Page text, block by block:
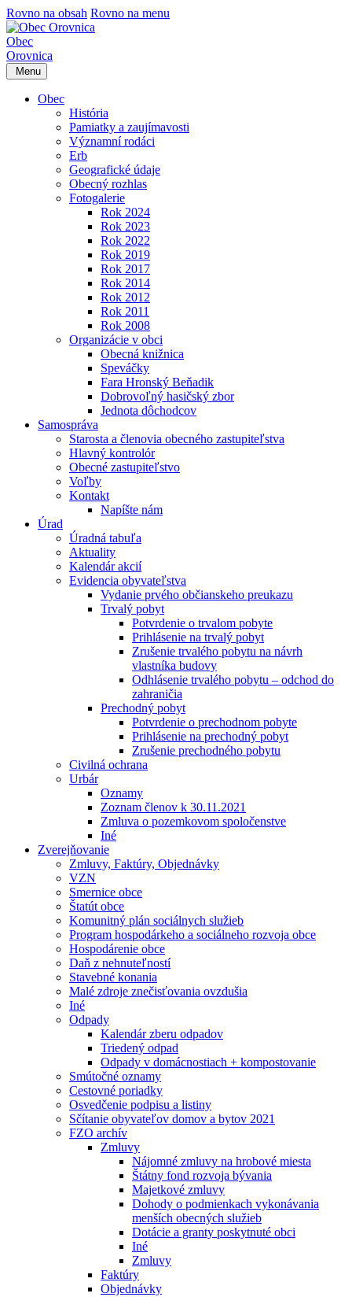
Rovno na obsah Rovno na menu
Obec
Orovnica
Menu
Obec
História
Pamiatky a zaujímavosti
Významní rodáci
Erb
Geografické údaje
Obecný rozhlas
Fotogalerie
Rok 2024
Rok 2023
Rok 2022
Rok 2019
Rok 2017
Rok 2014
Rok 2012
Rok 2011
Rok 2008
Organizácie v obci
Obecná knižnica
Speváčky
Fara Hronský Beňadik
Dobrovoľný hasičský zbor
Jednota dôchodcov
Samospráva
Starosta a členovia obecného zastupiteľstva
Hlavný kontrolór
Obecné zastupiteľstvo
Voľby
Kontakt
Napíšte nám
Úrad
Úradná tabuľa
Aktuality
Kalendár akcií
Evidencia obyvateľstva
Vydanie prvého občianskeho preukazu
Trvalý pobyt
Potvrdenie o trvalom pobyte
Prihlásenie na trvalý pobyt
Zrušenie trvalého pobytu na návrh
vlastníka budovy
Odhlásenie trvalého pobytu – odchod do
zahraničia
Prechodný pobyt
Potvrdenie o prechodnom pobyte
Prihlásenie na prechodný pobyt
Zrušenie prechodného pobytu
Civilná ochrana
Urbár
Oznamy
Zoznam členov k 30.11.2021
Zmluva o pozemkovom spoločenstve
Iné
Zverejňovanie
Zmluvy, Faktúry, Objednávky
VZN
Smernice obce
Štatút obce
Komunitný plán sociálnych služieb
Program hospodárkeho a sociálneho rozvoja obce
Hospodárenie obce
Daň z nehnuteľností
Stavebné konania
Malé zdroje znečisťovania ovzdušia
Iné
Odpady
Kalendár zberu odpadov
Triedený odpad
Odpady v domácnostiach + kompostovanie
Smútočné oznamy
Cestovné poriadky
Osvedčenie podpisu a listiny
Sčítanie obyvateľov domov a bytov 2021
FZO archív
Zmluvy
Nájomné zmluvy na hrobové miesta
Štátny fond rozvoja bývania
Majetkové zmluvy
Dohody o podmienkach vykonávania
menších obecných služieb
Dotácie a granty poskytnuté obci
Iné
Zmluvy
Faktúry
Objednávky